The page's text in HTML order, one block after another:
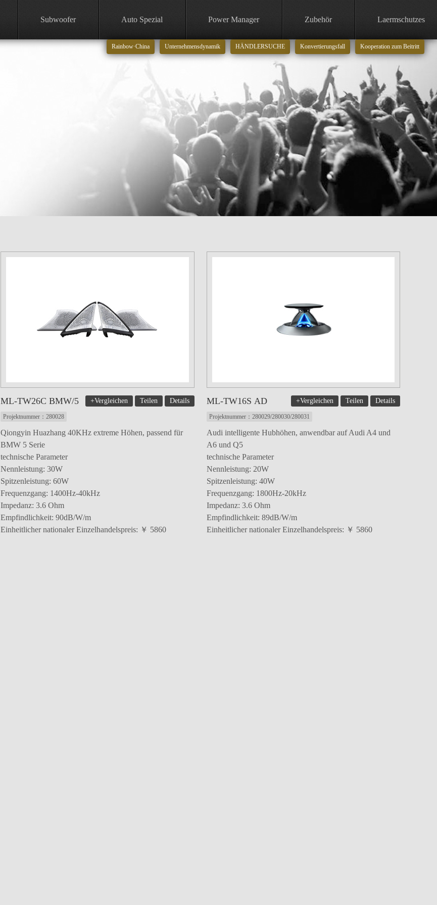
Subwoofer Auto Spezial Power Manager Zubehör Laermschutzes
Rainbow·China Unternehmensdynamik HÄNDLERSUCHE Konvertierungsfall Kooperation zum Beitritt
ML-TW26C BMW/5 +Vergleichen Teilen Details
Projektnummer：280028
Qiongyin Huazhang 40KHz extreme Höhen, passend für
BMW 5 Serie
technische Parameter
Nennleistung: 30W
Spitzenleistung: 60W
Frequenzgang: 1400Hz-40kHz
Impedanz: 3.6 Ohm
Empfindlichkeit: 90dB/W/m
Einheitlicher nationaler Einzelhandelspreis: ￥ 5860
ML-TW16S AD +Vergleichen Teilen Details
Projektnummer：280029/280030/280031
Audi intelligente Hubhöhen, anwendbar auf Audi A4 und
A6 und Q5
technische Parameter
Nennleistung: 20W
Spitzenleistung: 40W
Frequenzgang: 1800Hz-20kHz
Impedanz: 3.6 Ohm
Empfindlichkeit: 89dB/W/m
Einheitlicher nationaler Einzelhandelspreis: ￥ 5860